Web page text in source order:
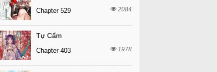
Chapter 529 2084
Tự Cẩm
Chapter 403 1978